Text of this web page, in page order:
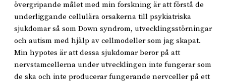
övergripande målet med min forskning är att förstå de
underliggande cellulära orsakerna till psykiatriska
sjukdomar så som Down syndrom, utvecklingsstörningar
och autism med hjälp av cellmodeller som jag skapat.
Min hypotes är att dessa sjukdomar beror på att
nervstamcellerna under utvecklingen inte fungerar som
de ska och inte producerar fungerande nervceller på ett